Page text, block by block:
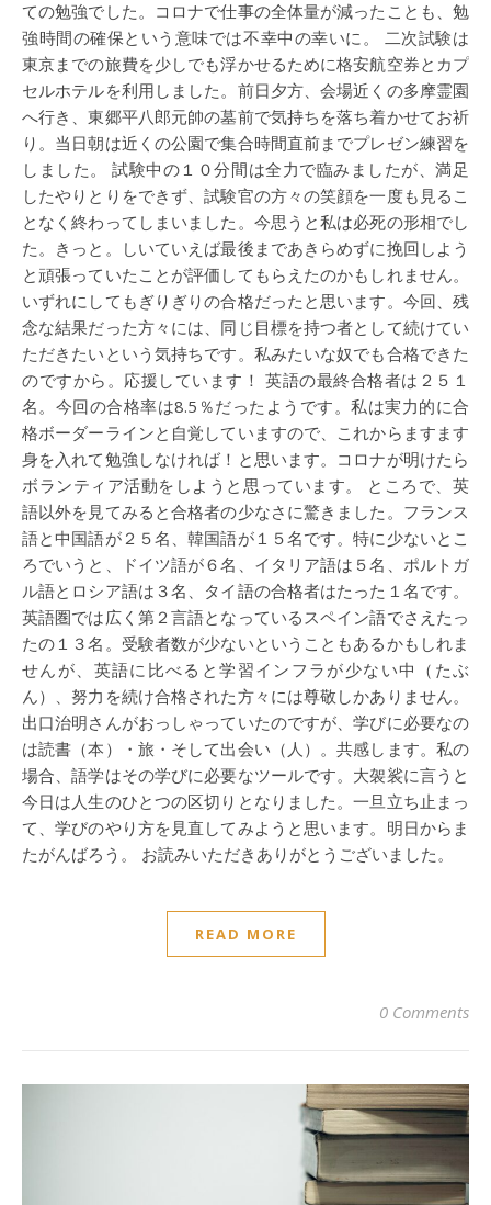
ての勉強でした。コロナで仕事の全体量が減ったことも、勉
強時間の確保という意味では不幸中の幸いに。 二次試験は
東京までの旅費を少しでも浮かせるために格安航空券とカプ
セルホテルを利用しました。前日夕方、会場近くの多摩霊園
へ行き、東郷平八郎元帥の墓前で気持ちを落ち着かせてお祈
り。当日朝は近くの公園で集合時間直前までプレゼン練習を
しました。 試験中の１０分間は全力で臨みましたが、満足
したやりとりをできず、試験官の方々の笑顔を一度も見るこ
となく終わってしまいました。今思うと私は必死の形相でし
た。きっと。しいていえば最後まであきらめずに挽回しよう
と頑張っていたことが評価してもらえたのかもしれません。
いずれにしてもぎりぎりの合格だったと思います。今回、残
念な結果だった方々には、同じ目標を持つ者として続けてい
ただきたいという気持ちです。私みたいな奴でも合格できた
のですから。応援しています！ 英語の最終合格者は２５１
名。今回の合格率は8.5％だったようです。私は実力的に合
格ボーダーラインと自覚していますので、これからますます
身を入れて勉強しなければ！と思います。コロナが明けたら
ボランティア活動をしようと思っています。 ところで、英
語以外を見てみると合格者の少なさに驚きました。フランス
語と中国語が２５名、韓国語が１５名です。特に少ないとこ
ろでいうと、ドイツ語が６名、イタリア語は５名、ポルトガ
ル語とロシア語は３名、タイ語の合格者はたった１名です。
英語圏では広く第２言語となっているスペイン語でさえたっ
たの１３名。受験者数が少ないということもあるかもしれま
せんが、英語に比べると学習インフラが少ない中（たぶ
ん）、努力を続け合格された方々には尊敬しかありません。
出口治明さんがおっしゃっていたのですが、学びに必要なの
は読書（本）・旅・そして出会い（人）。共感します。私の
場合、語学はその学びに必要なツールです。大袈裟に言うと
今日は人生のひとつの区切りとなりました。一旦立ち止まっ
て、学びのやり方を見直してみようと思います。明日からま
たがんばろう。 お読みいただきありがとうございました。
READ MORE
0 Comments